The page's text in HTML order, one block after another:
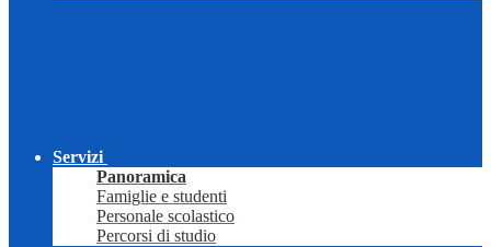
Servizi
Panoramica
Famiglie e studenti
Personale scolastico
Percorsi di studio